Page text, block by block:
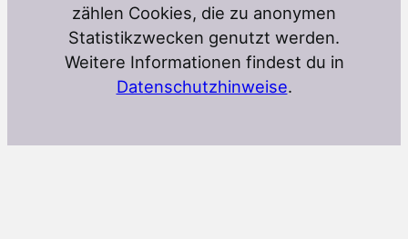
zählen Cookies, die zu anonymen
Statistikzwecken genutzt werden.
Weitere Informationen findest du in
Datenschutzhinweise.